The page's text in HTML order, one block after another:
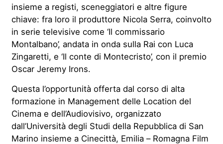
insieme a registi, sceneggiatori e altre figure
chiave: fra loro il produttore Nicola Serra, coinvolto
in serie televisive come ‘Il commissario
Montalbano’, andata in onda sulla Rai con Luca
Zingaretti, e ‘Il conte di Montecristo’, con il premio
Oscar Jeremy Irons.
Questa l’opportunità offerta dal corso di alta
formazione in Management delle Location del
Cinema e dell’Audiovisivo, organizzato
dall’Università degli Studi della Repubblica di San
Marino insieme a Cinecittà, Emilia – Romagna Film